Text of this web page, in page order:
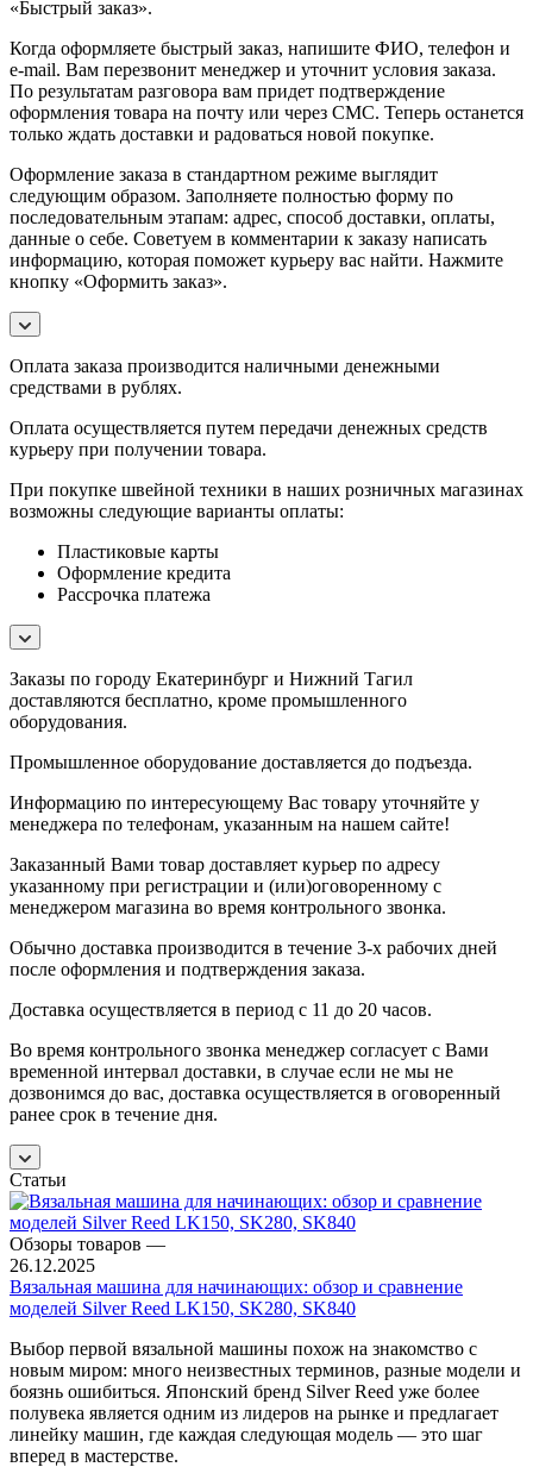
«Быстрый заказ».
Когда оформляете быстрый заказ, напишите ФИО, телефон и
e-mail. Вам перезвонит менеджер и уточнит условия заказа.
По результатам разговора вам придет подтверждение
оформления товара на почту или через СМС. Теперь останется
только ждать доставки и радоваться новой покупке.
Оформление заказа в стандартном режиме выглядит
следующим образом. Заполняете полностью форму по
последовательным этапам: адрес, способ доставки, оплаты,
данные о себе. Советуем в комментарии к заказу написать
информацию, которая поможет курьеру вас найти. Нажмите
кнопку «Оформить заказ».
Оплата заказа производится наличными денежными
средствами в рублях.
Оплата осуществляется путем передачи денежных средств
курьеру при получении товара.
При покупке швейной техники в наших розничных магазинах
возможны следующие варианты оплаты:
Пластиковые карты
Оформление кредита
Рассрочка платежа
Заказы по городу Екатеринбург и Нижний Тагил
доставляются бесплатно, кроме промышленного
оборудования.
Промышленное оборудование доставляется до подъезда.
Информацию по интересующему Вас товару уточняйте у
менеджера по телефонам, указанным на нашем сайте!
Заказанный Вами товар доставляет курьер по адресу
указанному при регистрации и (или)оговоренному с
менеджером магазина во время контрольного звонка.
Обычно доставка производится в течение 3-х рабочих дней
после оформления и подтверждения заказа.
Доставка осуществляется в период с 11 до 20 часов.
Во время контрольного звонка менеджер согласует с Вами
временной интервал доставки, в случае если не мы не
дозвонимся до вас, доставка осуществляется в оговоренный
ранее срок в течение дня.
Статьи
Обзоры товаров —
26.12.2025
Вязальная машина для начинающих: обзор и сравнение
моделей Silver Reed LK150, SK280, SK840
Выбор первой вязальной машины похож на знакомство с
новым миром: много неизвестных терминов, разные модели и
боязнь ошибиться. Японский бренд Silver Reed уже более
полувека является одним из лидеров на рынке и предлагает
линейку машин, где каждая следующая модель — это шаг
вперед в мастерстве.